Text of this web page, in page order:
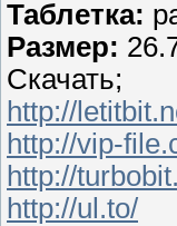
Таблетка:
Размер:
Скачать;
http://
http://vip-
http://
http://ul.to/